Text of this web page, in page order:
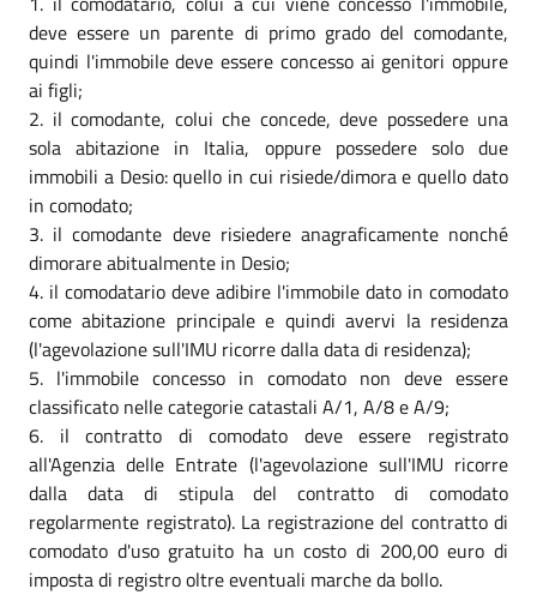
deve essere un parente di primo grado del comodante,
quindi l'immobile deve essere concesso ai genitori oppure
ai figli;
2. il comodante, colui che concede, deve possedere una
sola abitazione in Italia, oppure possedere solo due
immobili a Desio: quello in cui risiede/dimora e quello dato
in comodato;
3. il comodante deve risiedere anagraficamente nonché
dimorare abitualmente in Desio;
4. il comodatario deve adibire l'immobile dato in comodato
come abitazione principale e quindi avervi la residenza
(l'agevolazione sull'IMU ricorre dalla data di residenza);
5. l'immobile concesso in comodato non deve essere
classificato nelle categorie catastali A/1, A/8 e A/9;
6. il contratto di comodato deve essere registrato
all'Agenzia delle Entrate (l'agevolazione sull'IMU ricorre
dalla data di stipula del contratto di comodato
regolarmente registrato). La registrazione del contratto di
comodato d'uso gratuito ha un costo di 200,00 euro di
imposta di registro oltre eventuali marche da bollo.